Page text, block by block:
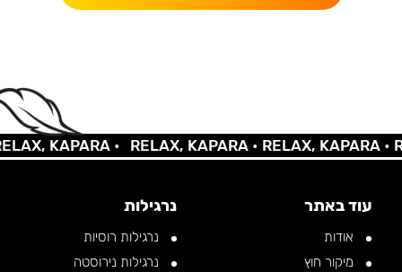
KAPARA • RELAX, KAPARA •RELAX, KAPARA •
עוד באתר
אודות
מיקור חוץ
נרגילות
נרגילות רוסיות
נרגילות נירוסטה